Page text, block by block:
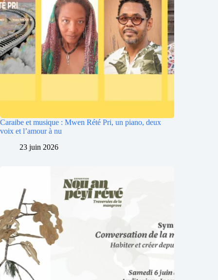
Caraibe et musique : Mwen Rété Pri, un piano, deux
voix et l’amour à nu
23 juin 2026